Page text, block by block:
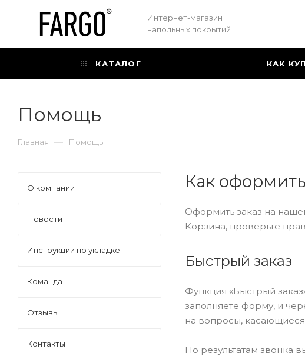
Интернет-магазин
напольных покрытий
КАТАЛОГ КАК
Помощь
Главная — Помощь
Как
Оформить заказ на
Корзина, проверьте
Быстрый заказ
Функция «Быстрый
заполняете форму, и
на вопросы, касающиеся
По результатам звонка
О компании
Новости
Инструкции по укладке
Команда
Отзывы
Контакты